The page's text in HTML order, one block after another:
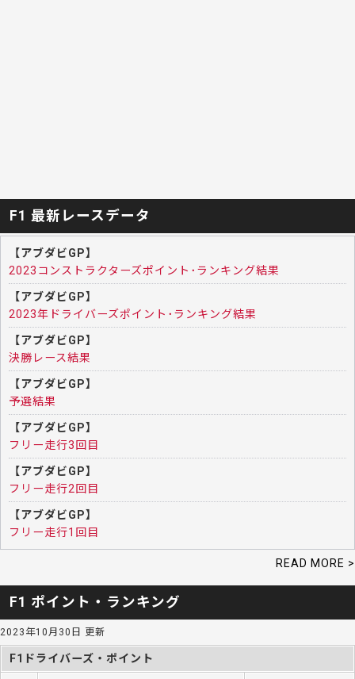
F1 最新レースデータ
【アブダビGP】
2023コンストラクターズポイント･ランキング結果
【アブダビGP】
2023年ドライバーズポイント･ランキング結果
【アブダビGP】
決勝レース結果
【アブダビGP】
予選結果
【アブダビGP】
フリー走行3回目
【アブダビGP】
フリー走行2回目
【アブダビGP】
フリー走行1回目
READ MORE >
F1 ポイント・ランキング
2023年10月30日 更新
F1ドライバーズ・ポイント